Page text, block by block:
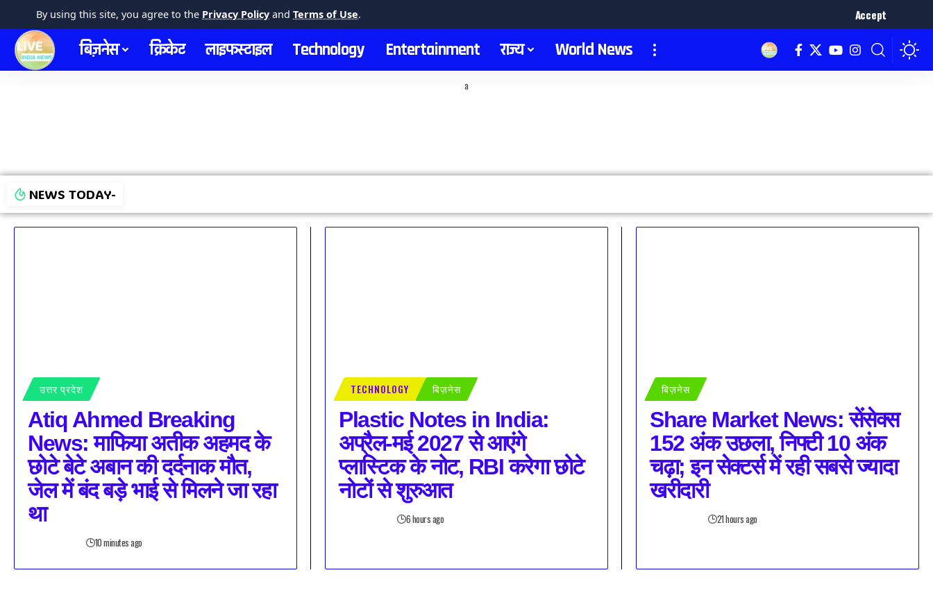
By using this site, you agree to the Privacy Policy and Terms of Use. Accept
बिज़नेस क्रिकेट लाइफस्टाइल Technology Entertainment राज्य World News
a
NEWS TODAY-
उत्तर प्रदेश
Atiq Ahmed Breaking
News: माफिया अतीक अहमद के
छोटे बेटे अबान की दर्दनाक मौत,
जेल में बंद बड़े भाई से मिलने जा रहा
था
10 minutes ago
TECHNOLOGY बिज़नेस
Plastic Notes in India:
अप्रैल-मई 2027 से आएंगे
प्लास्टिक के नोट, RBI करेगा छोटे
नोटों से शुरुआत
6 hours ago
बिज़नेस
Share Market News: सेंसेक्स
152 अंक उछला, निफ्टी 10 अंक
चढ़ा; इन सेक्टर्स में रही सबसे ज्यादा
खरीदारी
21 hours ago